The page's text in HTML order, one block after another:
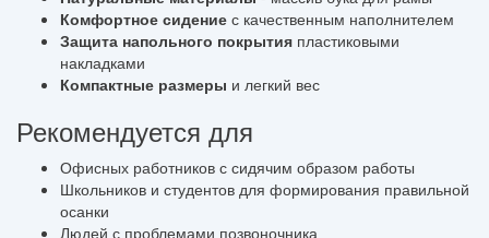
Комфортное сидение с качественным наполнителем
Защита напольного покрытия пластиковыми
накладками
Компактные размеры и легкий вес
Рекомендуется для
Офисных работников с сидячим образом работы
Школьников и студентов для формирования правильной
осанки
Людей с проблемами позвоночника